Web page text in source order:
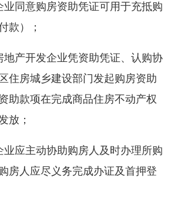
业同意购房资助凭证可用于充抵购
款）；
地产开发企业凭资助凭证、认购协
住房城乡建设部门发起购房资助
助款项在完成商品住房不动产权
放；
业应主动协助购房人及时办理所购
房人应尽义务完成办证及首押登